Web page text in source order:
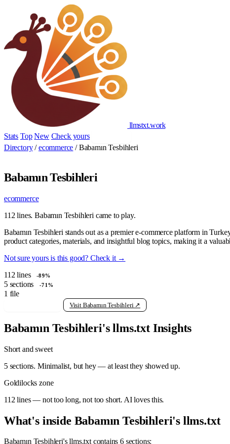
llmstxt.work
Stats Top New Check yours
Directory / ecommerce / Babamın Tesbihleri
Babamın Tesbihleri
ecommerce
112 lines. Babamın Tesbihleri came to play.
Babamın Tesbihleri stands out as a premier e-commerce platform in
product categories, materials, and insightful blog topics, making it a
Not sure yours is this good? Check it →
112 lines -89%
5 sections -71%
1 file
Visit Babamın Tesbihleri ↗
Babamın Tesbihleri's llms.txt Insights
Short and sweet
5 sections. Minimalist, but hey — at least they showed up.
Goldilocks zone
112 lines — not too long, not too short. AI loves this.
What's inside Babamın Tesbihleri's llms.txt
Babamın Tesbihleri's llms.txt contains 6 sections: